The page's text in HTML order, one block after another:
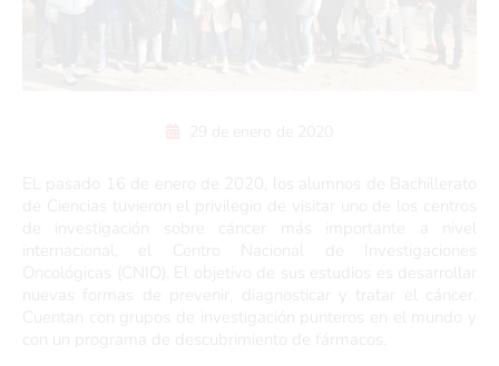
29 de enero de 2020
EL pasado 16 de enero de 2020, los alumnos de Bachillerato
de Ciencias tuvieron el privilegio de visitar uno de los centros
de investigación sobre cáncer más importante a nivel
internacional, el Centro Nacional de Investigaciones
Oncológicas (CNIO). El objetivo de sus estudios es desarrollar
nuevas formas de prevenir, diagnosticar y tratar el cáncer.
Cuentan con grupos de investigación punteros en el mundo y
con un programa de descubrimiento de fármacos.